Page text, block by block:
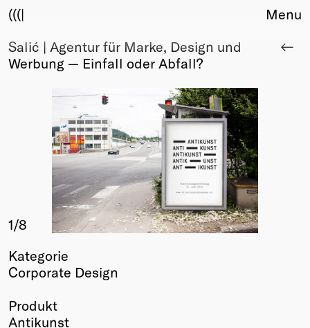
(((|
About
Club
Sponsors
Upcoming
Membership
Members
Young Creatives
Menu
Salić | Agentur für Marke, Design und
Werbung — Einfall oder Abfall?
1/8
Kategorie
Corporate Design
Produkt
Antikunst